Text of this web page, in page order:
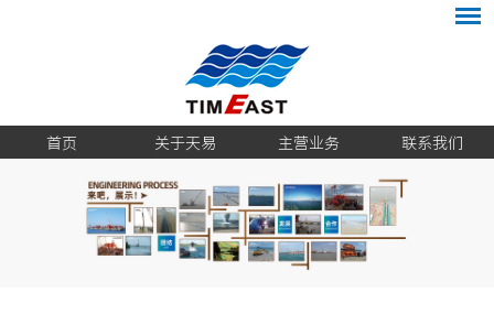
首页 关于天易 主营业务 联系我们